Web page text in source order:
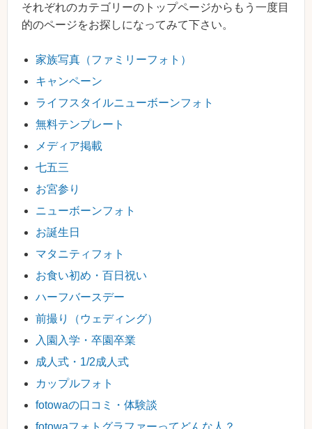
それぞれのカテゴリーのトップページからもう一度目
的のページをお探しになってみて下さい。
家族写真（ファミリーフォト）
キャンペーン
ライフスタイルニューボーンフォト
無料テンプレート
メディア掲載
七五三
お宮参り
ニューボーンフォト
お誕生日
マタニティフォト
お食い初め・百日祝い
ハーフバースデー
前撮り（ウェディング）
入園入学・卒園卒業
成人式・1/2成人式
カップルフォト
fotowaの口コミ・体験談